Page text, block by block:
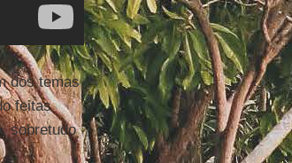
dos temas
feitas
, sobretudo